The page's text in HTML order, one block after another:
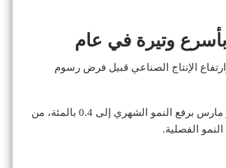
الإنتاج الصناعي قبيل فرض رسوم
الأرقام جاءت متوافقة مع التقديرات الأولية، وأظهرت مراجعة بيانات شهر مارس برفع النمو الشهري إلى 0.4 بالمئة، من